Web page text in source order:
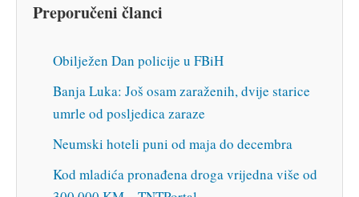
Preporučeni članci
Obilježen Dan policije u FBiH
Banja Luka: Još osam zaraženih, dvije starice
umrle od posljedica zaraze
Neumski hoteli puni od maja do decembra
Kod mladića pronađena droga vrijedna više od